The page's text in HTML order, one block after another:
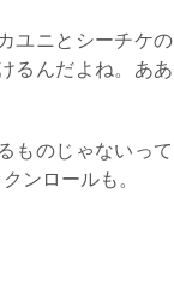
ユニとシーチケの
るんだよね。ああ
ものじゃないって
ンロールも。